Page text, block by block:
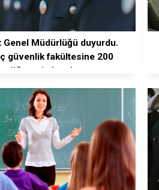
Genel Müdürlüğü duyurdu.
güvenlik fakültesine 200
öğrenci alacak